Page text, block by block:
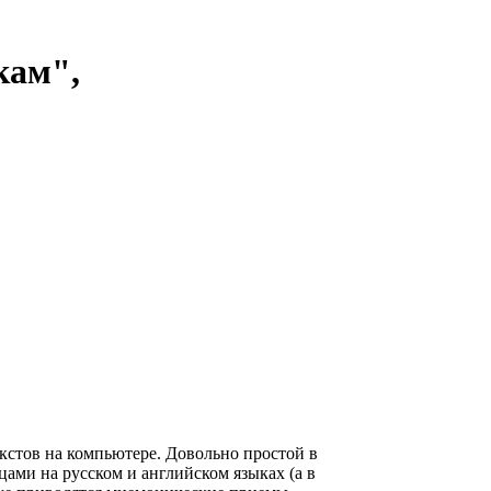
на компьютере. Довольно простой в
на русском и английском языках (а в